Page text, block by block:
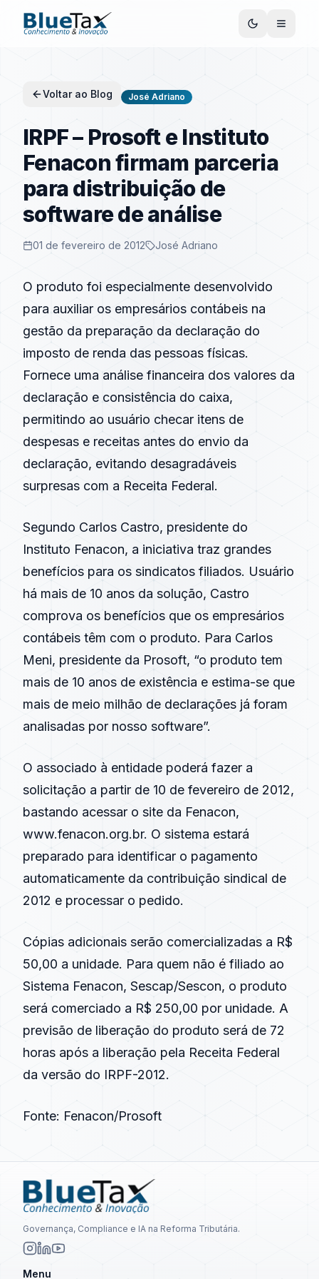
Voltar ao Blog José Adriano
IRPF – Prosoft e Instituto
Fenacon firmam parceria
para distribuição de
software de análise
01 de fevereiro de 2012 José Adriano
O produto foi especialmente desenvolvido
para auxiliar os empresários contábeis na
gestão da preparação da declaração do
imposto de renda das pessoas físicas.
Fornece uma análise financeira dos valores da
declaração e consistência do caixa,
permitindo ao usuário checar itens de
despesas e receitas antes do envio da
declaração, evitando desagradáveis
surpresas com a Receita Federal.
Segundo Carlos Castro, presidente do
Instituto Fenacon, a iniciativa traz grandes
benefícios para os sindicatos filiados. Usuário
há mais de 10 anos da solução, Castro
comprova os benefícios que os empresários
contábeis têm com o produto. Para Carlos
Meni, presidente da Prosoft, “o produto tem
mais de 10 anos de existência e estima-se que
mais de meio milhão de declarações já foram
analisadas por nosso software”.
O associado à entidade poderá fazer a
solicitação a partir de 10 de fevereiro de 2012,
bastando acessar o site da Fenacon,
www.fenacon.org.br. O sistema estará
preparado para identificar o pagamento
automaticamente da contribuição sindical de
2012 e processar o pedido.
Cópias adicionais serão comercializadas a R$
50,00 a unidade. Para quem não é filiado ao
Sistema Fenacon, Sescap/Sescon, o produto
será comerciado a R$ 250,00 por unidade. A
previsão de liberação do produto será de 72
horas após a liberação pela Receita Federal
da versão do IRPF-2012.
Fonte: Fenacon/Prosoft
Governança, Compliance e IA na Reforma Tributária.
Menu